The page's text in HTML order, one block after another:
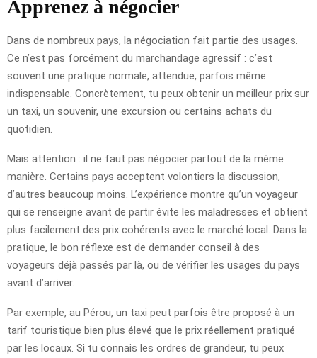
Apprenez à négocier
Dans de nombreux pays, la négociation fait partie des usages.
Ce n’est pas forcément du marchandage agressif : c’est
souvent une pratique normale, attendue, parfois même
indispensable. Concrètement, tu peux obtenir un meilleur prix sur
un taxi, un souvenir, une excursion ou certains achats du
quotidien.
Mais attention : il ne faut pas négocier partout de la même
manière. Certains pays acceptent volontiers la discussion,
d’autres beaucoup moins. L’expérience montre qu’un voyageur
qui se renseigne avant de partir évite les maladresses et obtient
plus facilement des prix cohérents avec le marché local. Dans la
pratique, le bon réflexe est de demander conseil à des
voyageurs déjà passés par là, ou de vérifier les usages du pays
avant d’arriver.
Par exemple, au Pérou, un taxi peut parfois être proposé à un
tarif touristique bien plus élevé que le prix réellement pratiqué
par les locaux. Si tu connais les ordres de grandeur, tu peux